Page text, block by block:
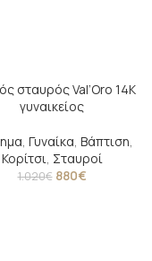
σταυρός Val’Oro 14Κ
γυναικείος
, Γυναίκα, Βάπτιση,
Κορίτσι, Σταυροί
1.020€ 880€